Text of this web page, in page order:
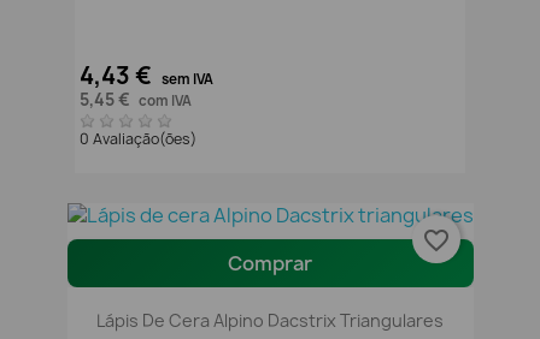
4,43 € sem IVA
5,45 € com IVA
0 Avaliação(ões)
Comprar
Lápis De Cera Alpino Dacstrix Triangulares
favorite_border